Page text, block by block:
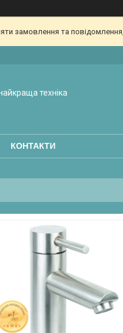
замовлення та
техніка
КОНТАКТИ